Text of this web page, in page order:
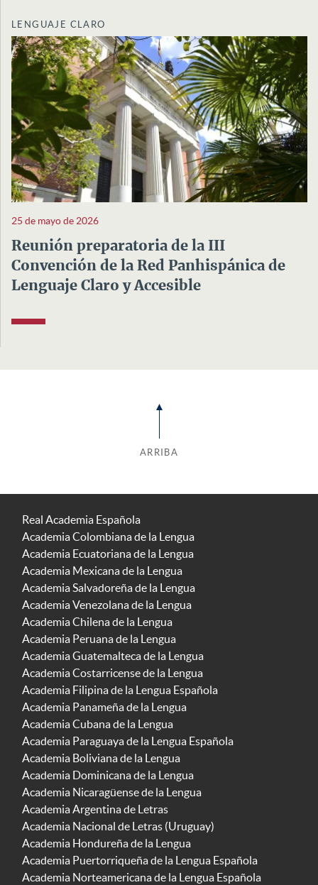
LENGUAJE CLARO
25 de mayo de 2026
Reunión preparatoria de la III
Convención de la Red Panhispánica de
Lenguaje Claro y Accesible
ARRIBA
Real Academia Española
Academia Colombiana de la Lengua
Academia Ecuatoriana de la Lengua
Academia Mexicana de la Lengua
Academia Salvadoreña de la Lengua
Academia Venezolana de la Lengua
Academia Chilena de la Lengua
Academia Peruana de la Lengua
Academia Guatemalteca de la Lengua
Academia Costarricense de la Lengua
Academia Filipina de la Lengua Española
Academia Panameña de la Lengua
Academia Cubana de la Lengua
Academia Paraguaya de la Lengua Española
Academia Boliviana de la Lengua
Academia Dominicana de la Lengua
Academia Nicaragüense de la Lengua
Academia Argentina de Letras
Academia Nacional de Letras (Uruguay)
Academia Hondureña de la Lengua
Academia Puertorriqueña de la Lengua Española
Academia Norteamericana de la Lengua Española